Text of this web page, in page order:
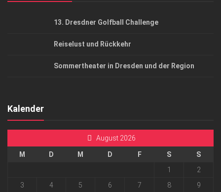
13. Dresdner Golfball Challenge
Reiselust und Rückkehr
Sommertheater in Dresden und der Region
Kalender
August 2026
M D M D F S
S
1
2
3
4 5 6 7 8
9